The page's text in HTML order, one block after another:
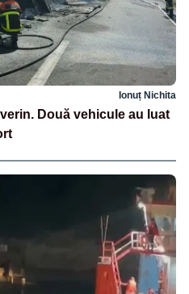
Ionuț Nichita
Două vehicule au luat